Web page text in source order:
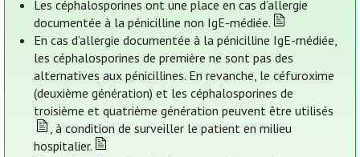
Les céphalosporines ont une place en cas d’allergie
documentée à la pénicilline non IgE-médiée.
En cas d’allergie documentée à la pénicilline IgE-médiée,
les céphalosporines de première ne sont pas des
alternatives aux pénicillines. En revanche, le céfuroxime
(deuxième génération) et les céphalosporines de
troisième et quatrième génération peuvent être utilisés
, à condition de surveiller le patient en milieu
hospitalier.